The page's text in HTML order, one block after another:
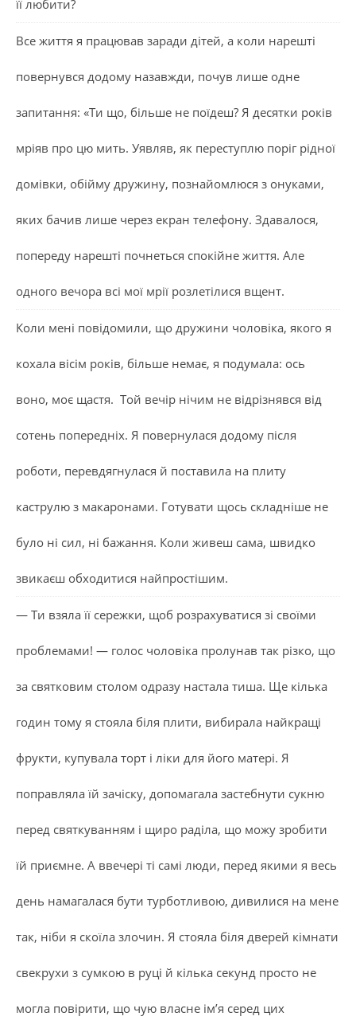
її любити?
Все життя я працював заради дітей, а коли нарешті
повернувся додому назавжди, почув лише одне
запитання: «Ти що, більше не поїдеш? Я десятки років
мріяв про цю мить. Уявляв, як переступлю поріг рідної
домівки, обійму дружину, познайомлюся з онуками,
яких бачив лише через екран телефону. Здавалося,
попереду нарешті почнеться спокійне життя. Але
одного вечора всі мої мрії розлетілися вщент.
Коли мені повідомили, що дружини чоловіка, якого я
кохала вісім років, більше немає, я подумала: ось
воно, моє щастя. Той вечір нічим не відрізнявся від
сотень попередніх. Я повернулася додому після
роботи, перевдягнулася й поставила на плиту
каструлю з макаронами. Готувати щось складніше не
було ні сил, ні бажання. Коли живеш сама, швидко
звикаєш обходитися найпростішим.
— Ти взяла її сережки, щоб розрахуватися зі своїми
проблемами! — голос чоловіка пролунав так різко, що
за святковим столом одразу настала тиша. Ще кілька
годин тому я стояла біля плити, вибирала найкращі
фрукти, купувала торт і ліки для його матері. Я
поправляла їй зачіску, допомагала застебнути сукню
перед святкуванням і щиро раділа, що можу зробити
їй приємне. А ввечері ті самі люди, перед якими я весь
день намагалася бути турботливою, дивилися на мене
так, ніби я скоїла злочин. Я стояла біля дверей кімнати
свекрухи з сумкою в руці й кілька секунд просто не
могла повірити, що чую власне ім’я серед цих